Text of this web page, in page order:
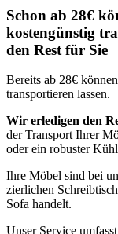
Schon ab 28€
kostengünstig
den Rest für Sie
Bereits ab 28€
transportieren lassen.
Wir erledigen den
der Transport Ihrer
oder ein robuster
Ihre Möbel sind bei
zierlichen
Sofa handelt.
Unser Service